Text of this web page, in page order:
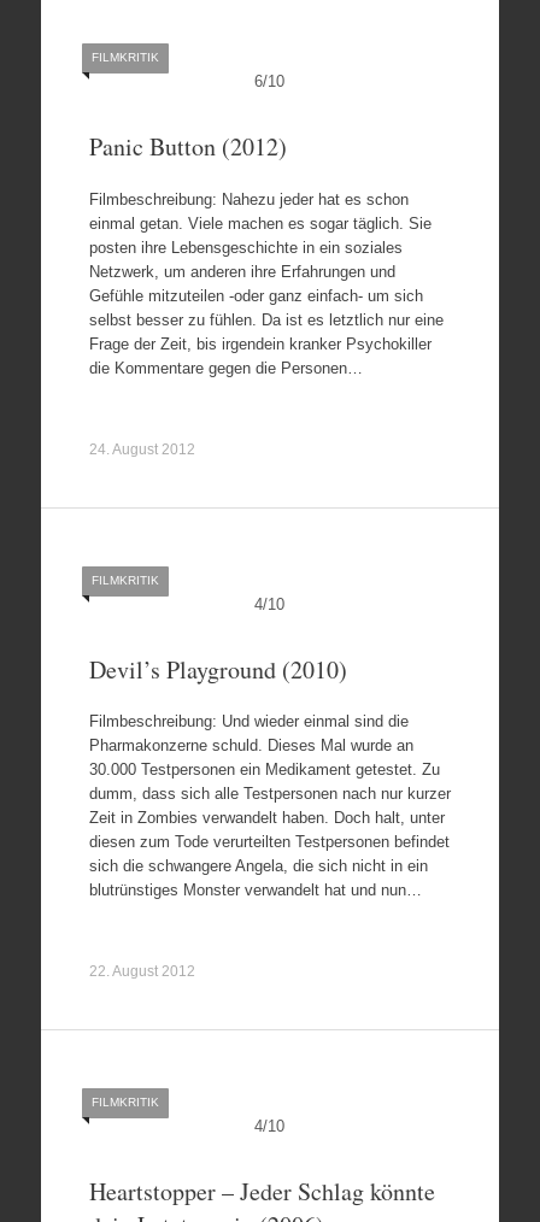
6/10
FILMKRITIK
Panic Button (2012)
Filmbeschreibung: Nahezu jeder hat es schon
einmal getan. Viele machen es sogar täglich. Sie
posten ihre Lebensgeschichte in ein soziales
Netzwerk, um anderen ihre Erfahrungen und
Gefühle mitzuteilen -oder ganz einfach- um sich
selbst besser zu fühlen. Da ist es letztlich nur eine
Frage der Zeit, bis irgendein kranker Psychokiller
die Kommentare gegen die Personen…
24. August 2012
4/10
FILMKRITIK
Devil’s Playground (2010)
Filmbeschreibung: Und wieder einmal sind die
Pharmakonzerne schuld. Dieses Mal wurde an
30.000 Testpersonen ein Medikament getestet. Zu
dumm, dass sich alle Testpersonen nach nur kurzer
Zeit in Zombies verwandelt haben. Doch halt, unter
diesen zum Tode verurteilten Testpersonen befindet
sich die schwangere Angela, die sich nicht in ein
blutrünstiges Monster verwandelt hat und nun…
22. August 2012
4/10
FILMKRITIK
Heartstopper – Jeder Schlag könnte